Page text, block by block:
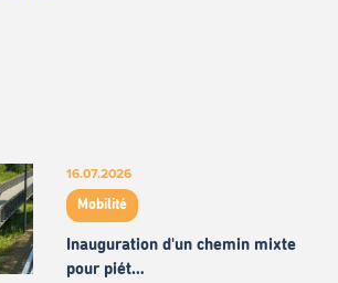
16.07.2026
Mobilité
Inauguration d'un chemin mixte
pour piét…